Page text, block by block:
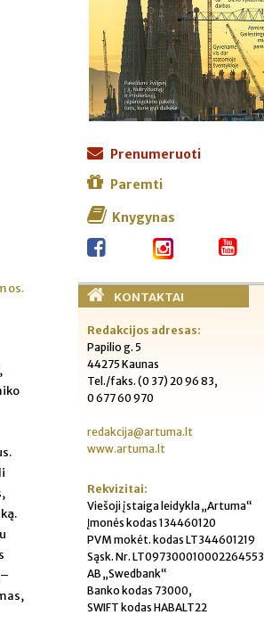
Prenumeruoti
Paremti
Knygynas
KONTAKTAI
Redakcijos adresas:
Papilio g. 5
44275 Kaunas
Tel./faks. (0 37) 20 96 83,
0 677 60 970
redakcija@artuma.lt
www.artuma.lt
Rekvizitai:
Viešoji įstaiga leidykla „Artuma“
Įmonės kodas 134460120
PVM mokėt. kodas LT344601219
Sąsk. Nr. LT097300010002264553
AB „Swedbank“
Banko kodas 73000,
SWIFT kodas HABALT22